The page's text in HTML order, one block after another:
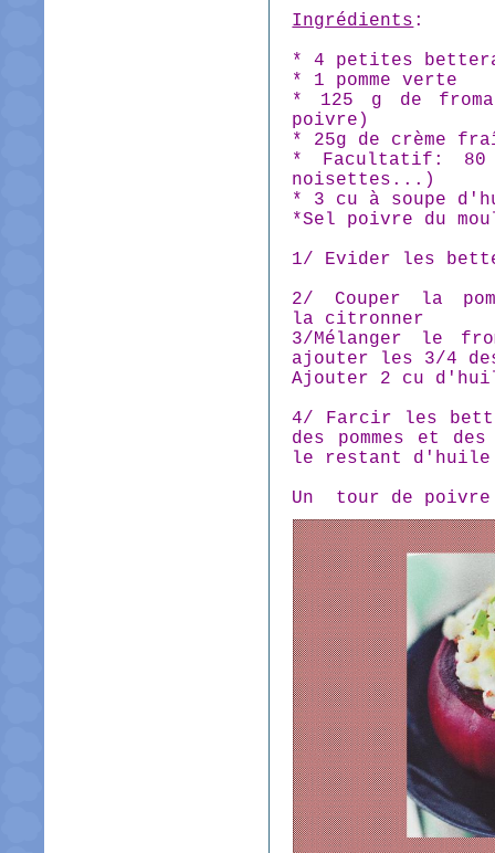
Ingrédients :
* 4 petites
* 1 pomme verte
* 125 g de
poivre)
* 25g de crème
* Facultatif: 80
noisettes...)
* 3 cu à soupe
*Sel poivre du
1/ Evider les
2/ Couper la
la citronner
3/Mélanger le
ajouter les 3/4
Ajouter 2 cu
4/ Farcir les
des pommes et
le restant
Un tour de